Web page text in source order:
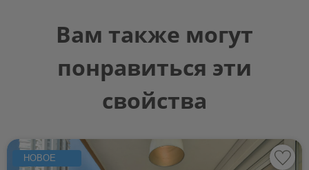
Вам также могут
понравиться эти
свойства
НОВОЕ